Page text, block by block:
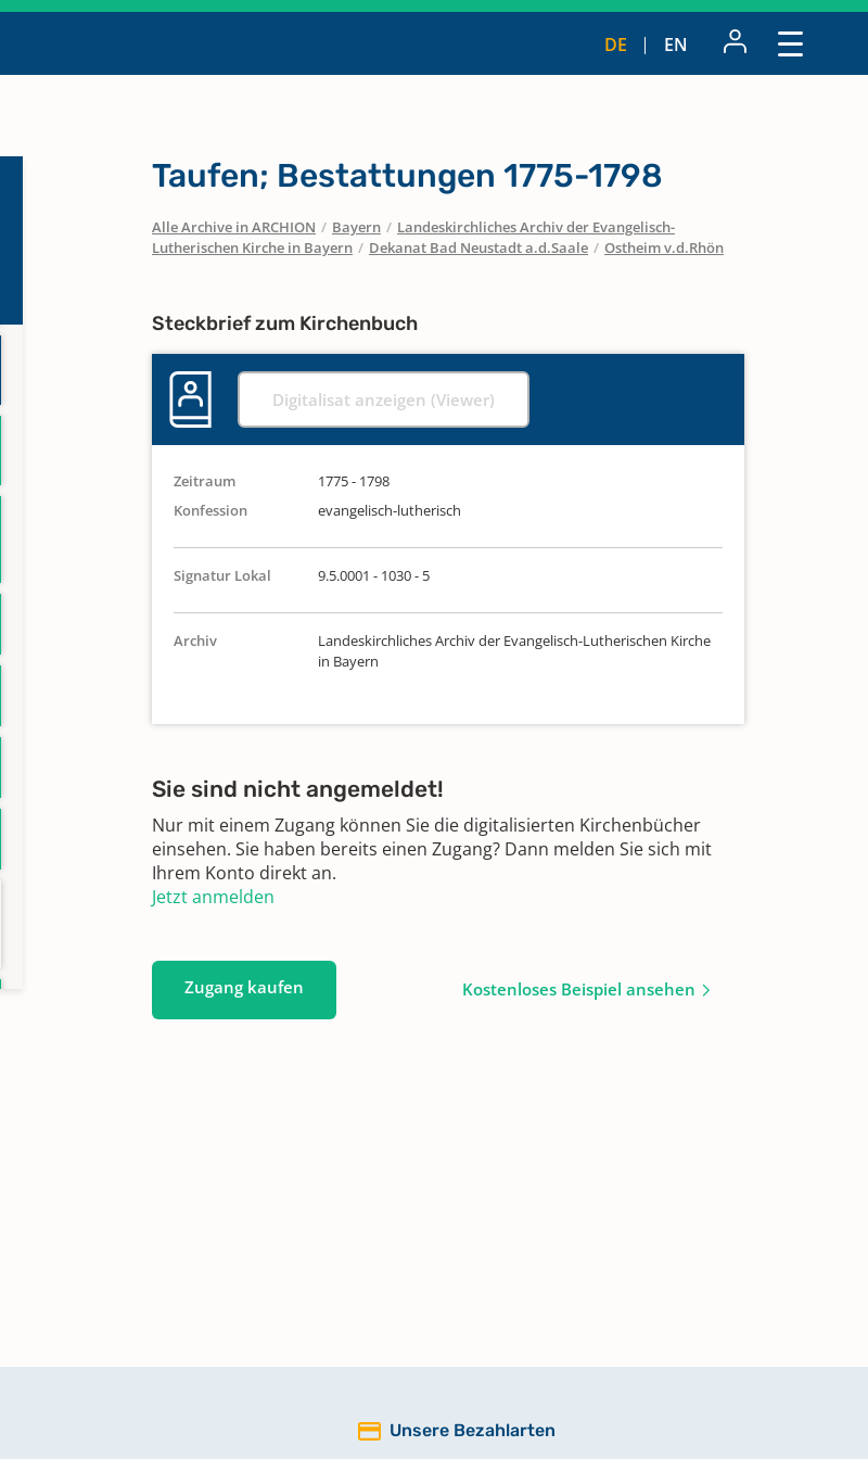
DE EN
Taufen; Bestattungen 1775-1798
Alle Archive in ARCHION / Bayern / Landeskirchliches Archiv der Evangelisch-
Lutherischen Kirche in Bayern / Dekanat Bad Neustadt a.d.Saale / Ostheim v.d.Rhön
Steckbrief zum Kirchenbuch
Digitalisat anzeigen (Viewer)
Zeitraum
1775 - 1798
Konfession
evangelisch-lutherisch
Signatur Lokal 9.5.0001 - 1030 - 5
Archiv
Landeskirchliches Archiv der Evangelisch-Lutherischen Kirche
in Bayern
Sie sind nicht angemeldet!
Nur mit einem Zugang können Sie die digitalisierten Kirchenbücher
einsehen. Sie haben bereits einen Zugang? Dann melden Sie sich mit
Ihrem Konto direkt an.
Jetzt anmelden
Zugang kaufen Kostenloses Beispiel ansehen
Unsere Bezahlarten